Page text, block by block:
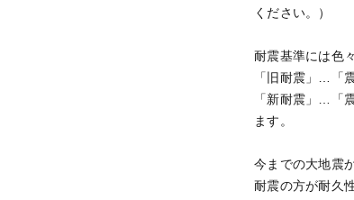
ください。）
耐震基準には色
「旧耐震」…「
「新耐震」…「
ます。
今までの大地震
耐震の方が耐久